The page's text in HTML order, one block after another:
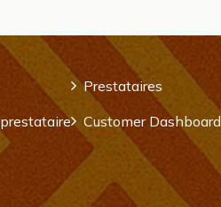
Prestataires
Customer Dashboard